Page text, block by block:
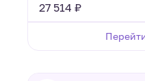
27 514 ₽